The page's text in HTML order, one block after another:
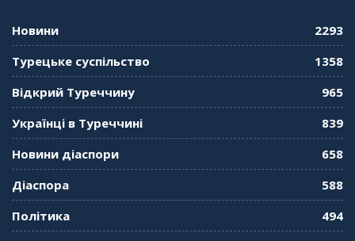
"Дзеркало діаспори". Випуск 11. Олександр
Середа
"Дзеркало діаспори". Випуск 10. Тонкощі та
Новини
2293
Турецьке суспільство
1358
Відкрий Туреччину
965
Українці в Туреччині
839
Новини діаспори
658
Діаспора
588
Політика
494